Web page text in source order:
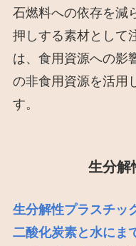
石燃料への依存を減
押しする素材として
は、食用資源への影
の非食用資源を活用
す。
生分解
生分解性プラスチッ
二酸化炭素と水にま